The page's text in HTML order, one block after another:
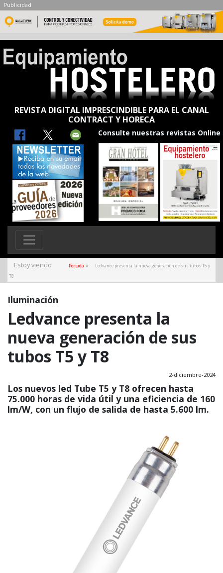
Publicidad
REVISTA DIGITAL IMPRESCINDIBLE PARA EL CANAL
CONTRACT Y HORECA
Consulte nuestras revistas Online
Estoy viendo Portada »
Ledvance presenta la nueva generación de sus tubos T5 y
T8
Iluminación
Ledvance presenta la
nueva generación de sus
tubos T5 y T8
2-diciembre-2024
Los nuevos led Tube T5 y T8 ofrecen hasta
75.000 horas de vida útil y una eficiencia de 160
lm/W, con un flujo de salida de hasta 5.600 lm.